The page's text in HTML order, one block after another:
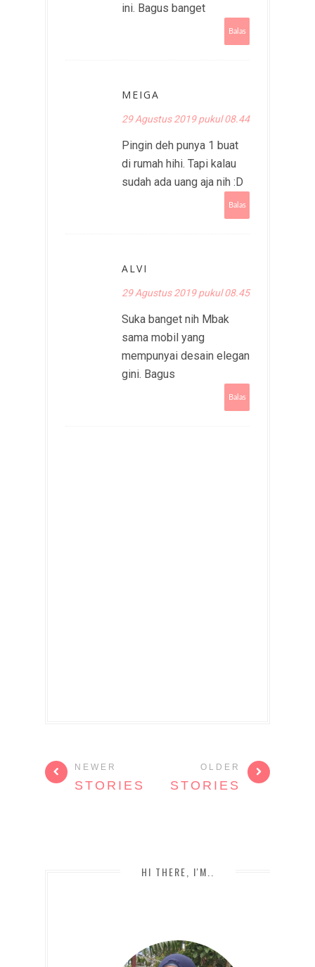
ini. Bagus banget
Balas
MEIGA
29 Agustus 2019 pukul 08.44
Pingin deh punya 1 buat
di rumah hihi. Tapi kalau
sudah ada uang aja nih :D
Balas
ALVI
29 Agustus 2019 pukul 08.45
Suka banget nih Mbak
sama mobil yang
mempunyai desain elegan
gini. Bagus
Balas
NEWER
STORIES
OLDER
STORIES
HI THERE, I'M..